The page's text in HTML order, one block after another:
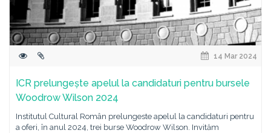
14 Mar 2024
ICR prelungește apelul la candidaturi pentru bursele
Woodrow Wilson 2024
Institutul Cultural Român prelungeste apelul la candidaturi pentru
a oferi, în anul 2024, trei burse Woodrow Wilson. Invităm